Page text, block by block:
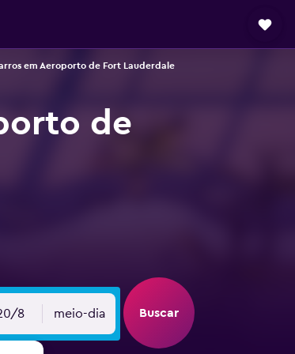
em Aeroporto de Fort Lauderdale
de
8 meio-dia Buscar